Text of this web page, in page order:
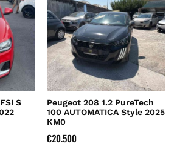
S
Peugeot 208 1.2 PureTech
100 AUTOMATICA Style 2025
KM0
€20.500